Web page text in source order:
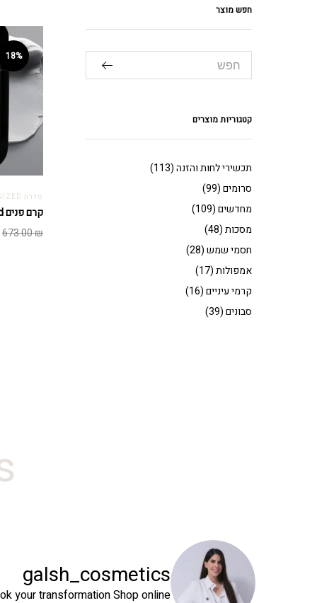
חפש מוצר
קטגוריות מוצרים
תכשירי לחות והזנה(113)
סרומים(99)
מחדשים(109)
מסכות(48)
חסמי שמש(28)
אמפולות(17)
קרמי עיניים(16)
סבונים(39)
18%
סדרת REMICRONIZED
קרם פנים Remicronized
673.00₪
galsh_cosmetics
your transformationShop online⬇️